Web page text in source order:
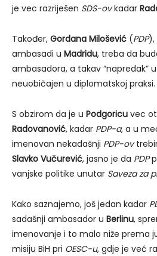
je vec razriješen SDS-ovkadar
Također, Gordana Milošević (PDP),
ambasadi u Madridu, treba da
ambasadora, a takav “napredak”
neuobičajen u diplomatskoj praksi.
S obzirom da je u Podgoricu vec
Radovanović, kadar PDP-a, a u
imenovan nekadašnji PDP-ov
Slavko Vučurević, jasno je da PDP
vanjske politike unutar Saveza za
Kako saznajemo, još jedan kadar
sadašnji ambasador u Berlinu,
imenovanje i to malo niže prema
misiju BiH pri OESC-u, gdje je već